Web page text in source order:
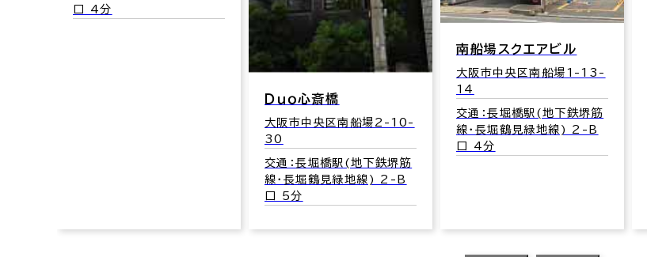
口 4分
Ｄｕｏ心斎橋
大阪市中央区南船場2-10-
30
交通：長堀橋駅(地下鉄堺筋
線･長堀鶴見緑地線) 2-B
口 5分
南船場スクエアビル
大阪市中央区南船場1-13-
14
交通：長堀橋駅(地下鉄堺筋
線･長堀鶴見緑地線) 2-B
口 4分